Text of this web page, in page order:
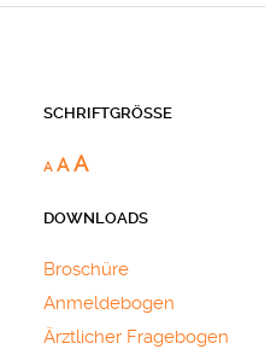
SCHRIFTGRÖSSE
A A A
DOWNLOADS
Broschüre
Anmeldebogen
Ärztlicher Fragebogen